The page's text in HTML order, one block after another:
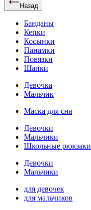
Назад
Банданы
Кепки
Косынки
Панамки
Повязки
Шапки
Девочка
Мальчик
Маска для сна
Девочки
Мальчики
Школьные рюкзаки
Девочки
Мальчики
для девочек
для мальчиков